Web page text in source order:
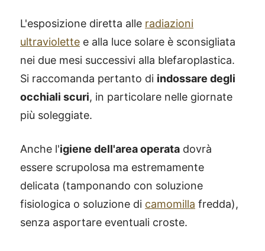
L'esposizione diretta alle radiazioni
ultraviolette e alla luce solare è sconsigliata
nei due mesi successivi alla blefaroplastica.
Si raccomanda pertanto di indossare degli
occhiali scuri, in particolare nelle giornate
più soleggiate.
Anche l'igiene dell'area operata dovrà
essere scrupolosa ma estremamente
delicata (tamponando con soluzione
fisiologica o soluzione di camomilla fredda),
senza asportare eventuali croste.